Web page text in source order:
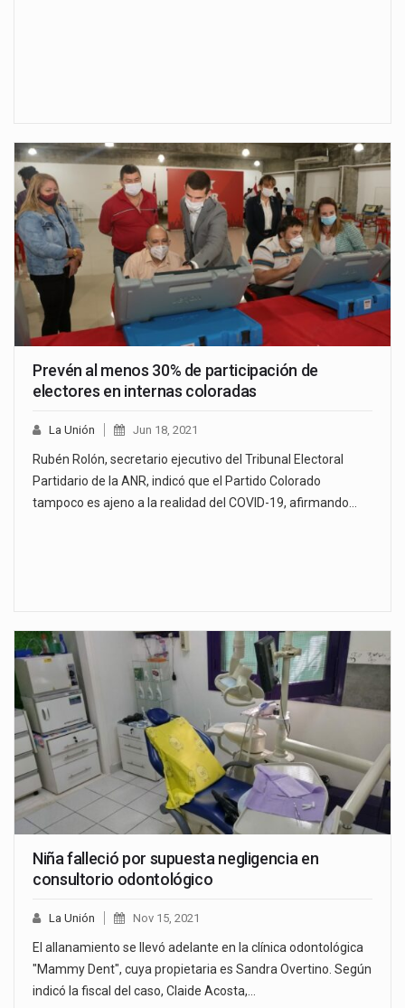
Prevén al menos 30% de participación de
electores en internas coloradas
La Unión Jun 18, 2021
Rubén Rolón, secretario ejecutivo del Tribunal Electoral
Partidario de la ANR, indicó que el Partido Colorado
tampoco es ajeno a la realidad del COVID-19, afirmando…
Niña falleció por supuesta negligencia en
consultorio odontológico
La Unión Nov 15, 2021
El allanamiento se llevó adelante en la clínica odontológica
"Mammy Dent", cuya propietaria es Sandra Overtino. Según
indicó la fiscal del caso, Claide Acosta,…